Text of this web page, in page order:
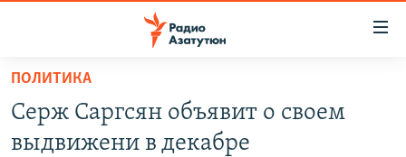
Перейти
основному
содержанию
НОВОСТИ
ПОЛИТИКА
Серж Саргсян объявит о своем
выдвижени в декабре